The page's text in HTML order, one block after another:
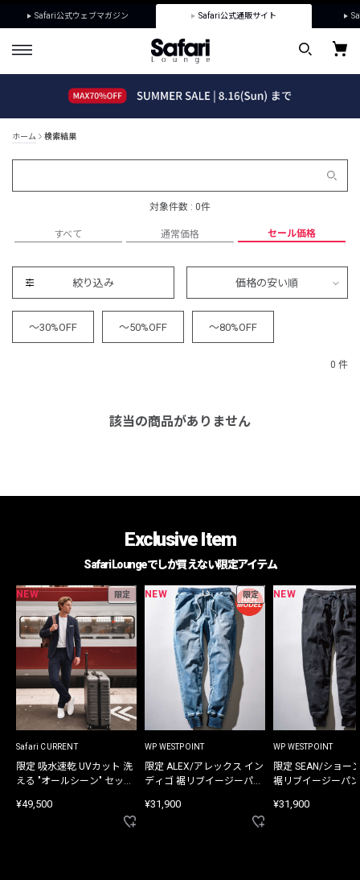
Safari公式ウェブマガジン Safari公式通販サイト
ホーム 検索結果
対象件数 : 0件
すべて 通常価格 セール価格
絞り込み 価格の安い順
～30%OFF ～50%OFF ～80%OFF
0 件
該当の商品がありません
Exclusive Item
Safari Loungeでしか買えない限定アイテム
NEW 限定
Safari CURRENT
限定 吸水速乾 UVカット 洗
える "オールシーン" セット
¥49,500
NEW 限定
WP WESTPOINT
限定 ALEX/アレックス イン
ディゴ 裾リブイージーパン
¥31,900
NEW
WP WESTPOINT
限定 SEAN/ショー
裾リブイージーパ
¥31,900